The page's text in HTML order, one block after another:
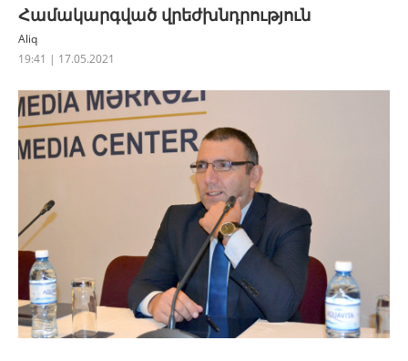
Համակարգված վրեժխնդրություն
Aliq
19:41 | 17.05.2021